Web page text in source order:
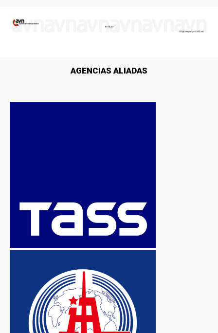
AGENCIAS ALIADAS